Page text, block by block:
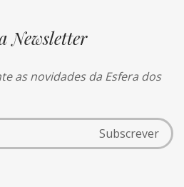
Newsletter
as novidades da Esfera dos